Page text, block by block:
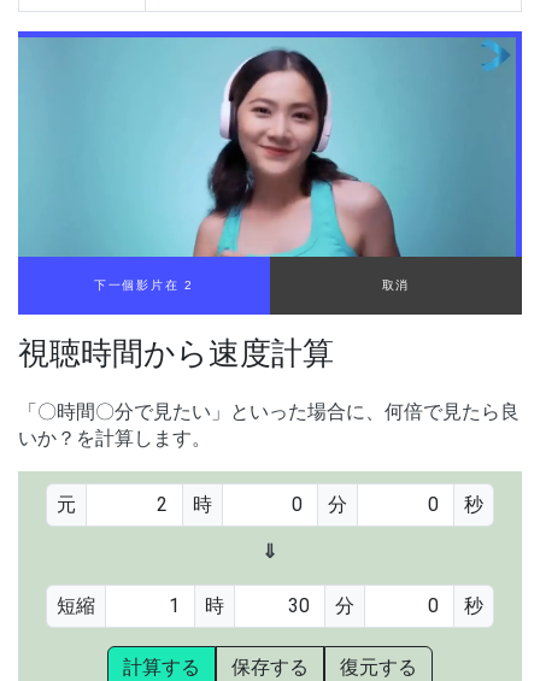
下一個影片在 2 取消
視聴時間から速度計算
「〇時間〇分で見たい」といった場合に、何倍で見たら良
いか？を計算します。
元 時 分 秒
⇓
短縮 時 分 秒
計算する 保存する 復元する